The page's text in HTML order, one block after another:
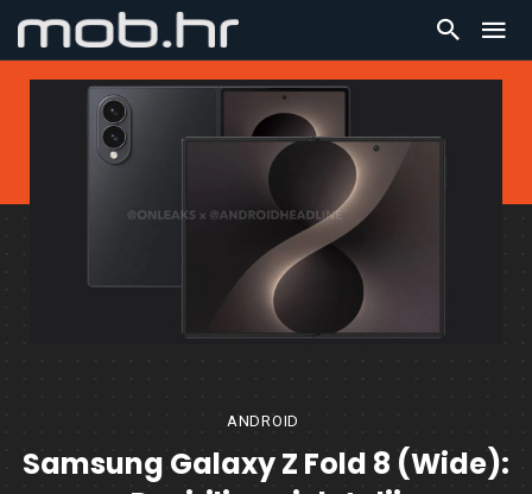
ANDROID
Samsung Galaxy Z Fold 8 (Wide):